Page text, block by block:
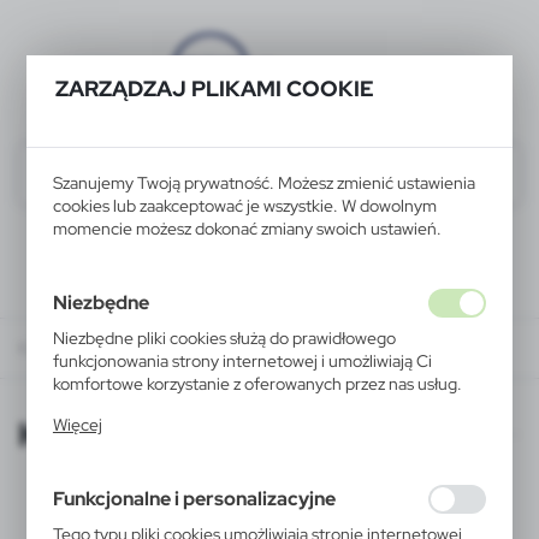
ZARZĄDZAJ PLIKAMI COOKIE
Szanujemy Twoją prywatność. Możesz zmienić ustawienia
cookies lub zaakceptować je wszystkie. W dowolnym
momencie możesz dokonać zmiany swoich ustawień.
Niezbędne
Niezbędne pliki cookies służą do prawidłowego
funkcjonowania strony internetowej i umożliwiają Ci
komfortowe korzystanie z oferowanych przez nas usług.
działania w celu m.in. dostosowania Twoich ustawień
korzystasz, może działać bez zakłóceń.
Więcej
Funkcjonalne i personalizacyjne
Tego typu pliki cookies umożliwiają stronie internetowej
KATALOGI ONLINE
KATALOGI ONLINE